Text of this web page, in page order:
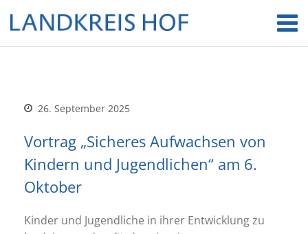
26. September 2025
Vortrag „Sicheres Aufwachsen von
Kindern und Jugendlichen“ am 6.
Oktober
Kinder und Jugendliche in ihrer Entwicklung zu